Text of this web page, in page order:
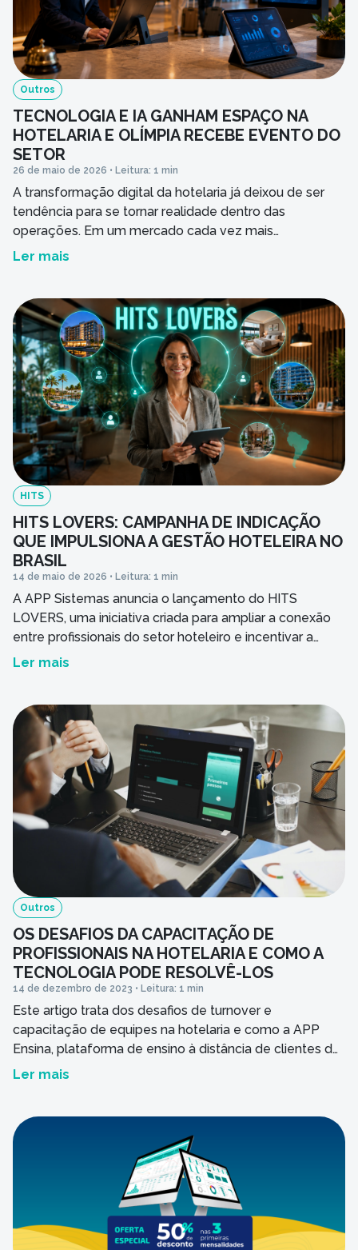
Você é cliente da APP Sistemas?
Nome do seu empreendimento hoteleiro
Seu hotel possui quantos apartamentos?
Ao informar meus dados, concordo em
comunicações da empresa.
Enviar
Outros
TECNOLOGIA E IA GANHAM ESPAÇO NA
HOTELARIA E OLÍMPIA RECEBE EVENTO DO
SETOR
26 de maio de 2026 • Leitura: 1 min
A transformação digital da hotelaria já deixou de ser
tendência para se tornar realidade dentro das
operações. Em um mercado cada vez mais
competitivo, hotéis buscam mais eficiência, integração
crescimento de destinos turísticos como Olímpia (SP),
cidade que se […]
Ler mais
HITS
HITS LOVERS: CAMPANHA DE INDICAÇÃO
QUE IMPULSIONA A GESTÃO HOTELEIRA NO
BRASIL
14 de maio de 2026 • Leitura: 1 min
A APP Sistemas anuncia o lançamento do HITS
LOVERS, uma iniciativa criada para ampliar a conexão
entre profissionais do setor hoteleiro e incentivar a
modernização da gestão em hotéis de todo o país.
disseminação de tecnologia, compartilhamento de
conhecimento […]
Ler mais
Outros
OS DESAFIOS DA CAPACITAÇÃO DE
PROFISSIONAIS NA HOTELARIA E COMO A
TECNOLOGIA PODE RESOLVÊ-LOS
14 de dezembro de 2023 • Leitura: 1 min
Este artigo trata dos desafios de turnover e
capacitação de equipes na hotelaria e como a APP
Ensina, plataforma de ensino à distância de clientes do
PMS HITS, os resolve.
Ler mais